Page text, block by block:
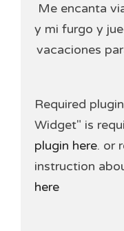
Me encanta
y mi furgo y
vacaciones
Required
Widget" is
plugin here. or
instruction
here